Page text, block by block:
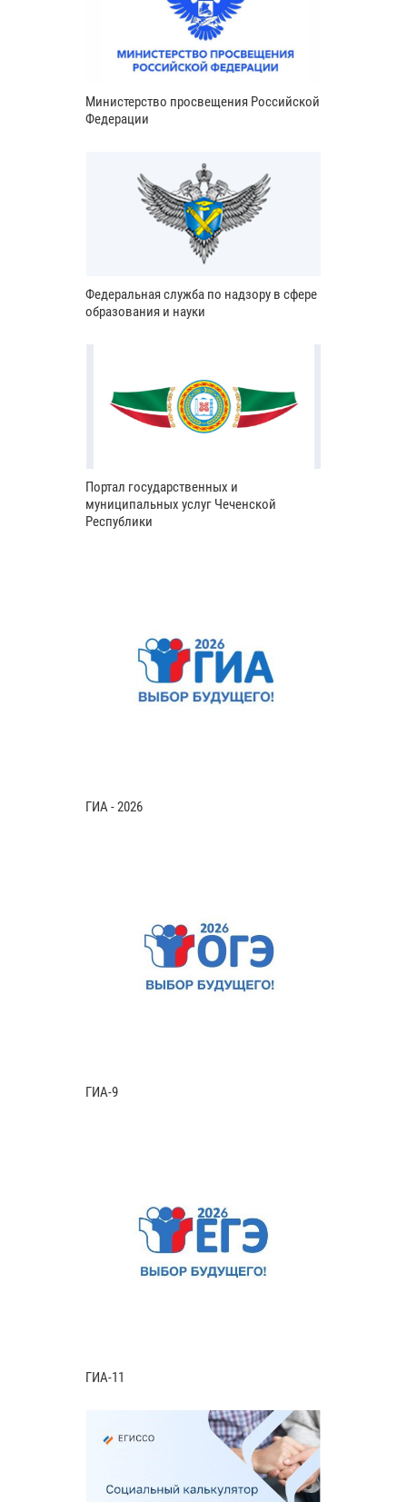
Министерство просвещения Российской
Федерации
Федеральная служба по надзору в сфере
образования и науки
Портал государственных и
муниципальных услуг Чеченской
Республики
ГИА - 2026
ГИА-9
ГИА-11